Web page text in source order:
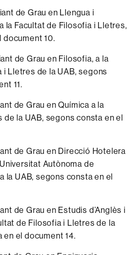
de Grau en Llengua i
la Facultat de Filosofia i Lletres,
document 10.
de Grau en Filosofia, a la
i Lletres de la UAB, segons
11.
de Grau en Química a la
de la UAB, segons consta en el
de Grau en Direcció Hotelera
Autònoma de
la UAB, segons consta en el
de Grau en Estudis d’Anglès i
de Filosofia i Lletres de la
en eldocument 14.